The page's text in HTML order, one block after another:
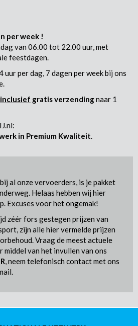
per week !
van 06.00 tot 22.00 uur, met
feestdagen.
uur per dag, 7 dagen per week bij ons
inclusief gratis verzendingnaar 1
in Premium Kwaliteit.
al onze vervoerders, is je pakket
Helaas hebben wij hier
Excuses voor het ongemak!
zéér fors gestegen prijzen van
zijn alle hier vermelde prijzen
Vraag de meest actuele
middel van het invullen van ons
, neem telefonisch contact met ons